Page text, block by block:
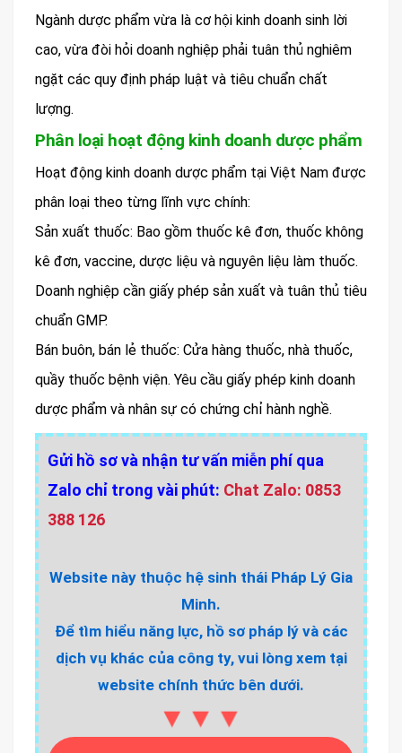
Ngành dược phẩm vừa là cơ hội kinh doanh sinh lời
cao, vừa đòi hỏi doanh nghiệp phải tuân thủ nghiêm
ngặt các quy định pháp luật và tiêu chuẩn chất
lượng.
Phân loại hoạt động kinh doanh dược phẩm
Hoạt động kinh doanh dược phẩm tại Việt Nam được
phân loại theo từng lĩnh vực chính:
Sản xuất thuốc: Bao gồm thuốc kê đơn, thuốc không
kê đơn, vaccine, dược liệu và nguyên liệu làm thuốc.
Doanh nghiệp cần giấy phép sản xuất và tuân thủ tiêu
chuẩn GMP.
Bán buôn, bán lẻ thuốc: Cửa hàng thuốc, nhà thuốc,
quầy thuốc bệnh viện. Yêu cầu giấy phép kinh doanh
dược phẩm và nhân sự có chứng chỉ hành nghề.
Gửi hồ sơ và nhận tư vấn miễn phí qua
Zalo chỉ trong vài phút: Chat Zalo: 0853
388 126
Website này thuộc hệ sinh thái Pháp Lý Gia
Minh.
Để tìm hiểu năng lực, hồ sơ pháp lý và các
dịch vụ khác của công ty, vui lòng xem tại
website chính thức bên dưới.
▼▼▼